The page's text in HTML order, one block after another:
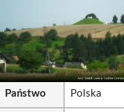
Państwo Polska